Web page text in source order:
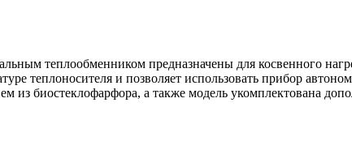
теплообменником предназначены для косвенного
теплоносителя и позволяет использовать прибор
из биостеклофарфора, а также модель укомплектована